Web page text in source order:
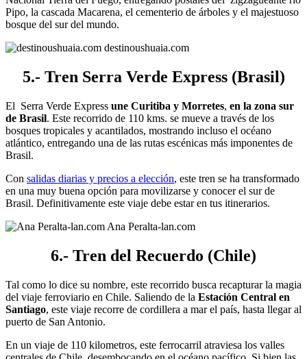
Pipo, la cascada Macarena, el cementerio de árboles y el majestuoso
bosque del sur del mundo.
destinoushuaia.com
5.- Tren Serra Verde Express (Brasil)
El Serra Verde Express une Curitiba y Morretes, en la zona sur
de Brasil. Este recorrido de 110 kms. se mueve a través de los
bosques tropicales y acantilados, mostrando incluso el océano
atlántico, entregando una de las rutas escénicas más imponentes de
Brasil.
Con salidas diarias y precios a elección, este tren se ha transformado
en una muy buena opción para movilizarse y conocer el sur de
Brasil. Definitivamente este viaje debe estar en tus itinerarios.
Ana Peralta-lan.com
6.- Tren del Recuerdo (Chile)
Tal como lo dice su nombre, este recorrido busca recapturar la magia
del viaje ferroviario en Chile. Saliendo de la Estación Central en
Santiago, este viaje recorre de cordillera a mar el país, hasta llegar al
puerto de San Antonio.
En un viaje de 110 kilometros, este ferrocarril atraviesa los valles